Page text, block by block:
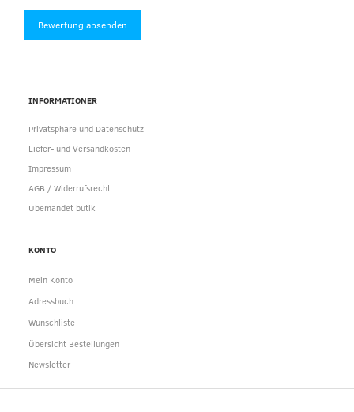
Bewertung absenden
INFORMATIONER
Privatsphäre und Datenschutz
Liefer- und Versandkosten
Impressum
AGB / Widerrufsrecht
Ubemandet butik
KONTO
Mein Konto
Adressbuch
Wunschliste
Übersicht Bestellungen
Newsletter